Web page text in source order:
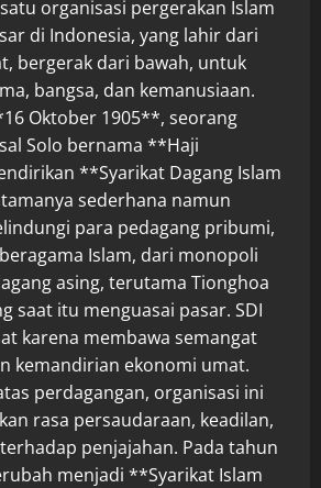
organisasi pergerakan Islam
di Indonesia, yang lahir dari
bergerak dari bawah, untuk
bangsa, dan kemanusiaan.
Oktober 1905**, seorang
Solo bernama **Haji
**Syarikat Dagang Islam
sederhana namun
para pedagang pribumi,
Islam, dari monopoli
asing, terutama Tionghoa
saat itu menguasai pasar. SDI
karena membawa semangat
kemandirian ekonomi umat.
perdagangan, organisasi ini
rasa persaudaraan, keadilan,
penjajahan. Pada tahun
menjadi **Syarikat Islam